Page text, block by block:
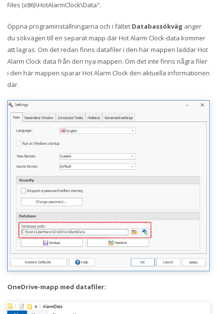
Files (x86)\HotAlarmClock\Data".
Öppna programinställningarna och i fältet Databassökväg anger
du sökvägen till en separat mapp där Hot Alarm Clock-data kommer
att lagras. Om det redan finns datafiler i den här mappen laddar Hot
Alarm Clock data från den nya mappen. Om det inte finns några filer
i den här mappen sparar Hot Alarm Clock den aktuella informationen
där.
OneDrive-mapp med datafiler: